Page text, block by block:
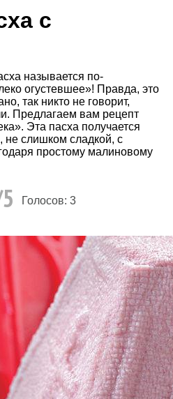
с
называется по-
огустевшее»! Правда, это
так никто не говорит,
Предлагаем вам рецепт
Эта пасха получается
не слишком сладкой, с
простому малиновому
Голосов: 3